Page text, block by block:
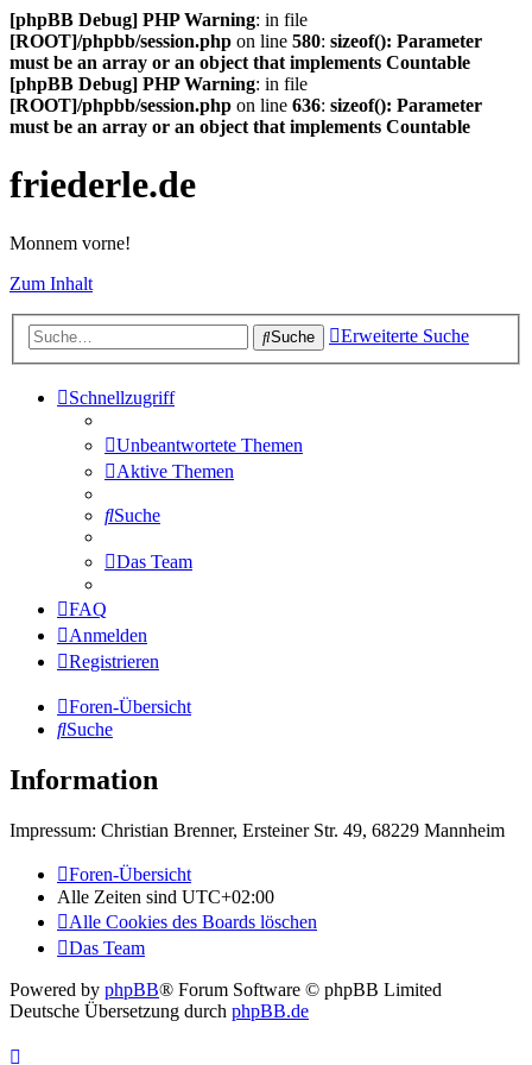
[phpBB Debug] PHP Warning: in file
[ROOT]/phpbb/session.php on line 580: sizeof(): Parameter
must be an array or an object that implements Countable
[phpBB Debug] PHP Warning: in file
[ROOT]/phpbb/session.php on line 636: sizeof(): Parameter
must be an array or an object that implements Countable
friederle.de
Monnem vorne!
Zum Inhalt
Suche Erweiterte Suche
Schnellzugriff
Unbeantwortete Themen
Aktive Themen
Suche
Das Team
FAQ
Anmelden
Registrieren
Foren-Übersicht
Suche
Information
Impressum: Christian Brenner, Ersteiner Str. 49, 68229 Mannheim
Foren-Übersicht
Alle Zeiten sind UTC+02:00
Alle Cookies des Boards löschen
Das Team
Powered by phpBB® Forum Software © phpBB Limited
Deutsche Übersetzung durch phpBB.de